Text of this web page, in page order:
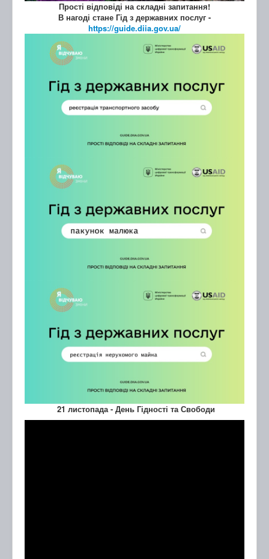
Прості відповіді на складні запитання!
В нагоді стане Гід з державних послуг -
https://guide.diia.gov.ua/
21 листопада - День Гідності та Свободи